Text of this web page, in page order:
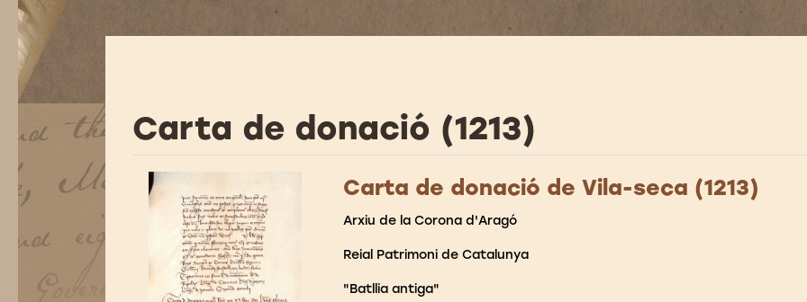
Carta de donació (1213)
Carta de donació de Vila-seca (1213)
Arxiu de la Corona d'Aragó
Reial Patrimoni de Catalunya
"Batllia antiga"